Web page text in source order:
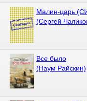
Малин-царь
(Сергей
Все было
(Наум Райскин)